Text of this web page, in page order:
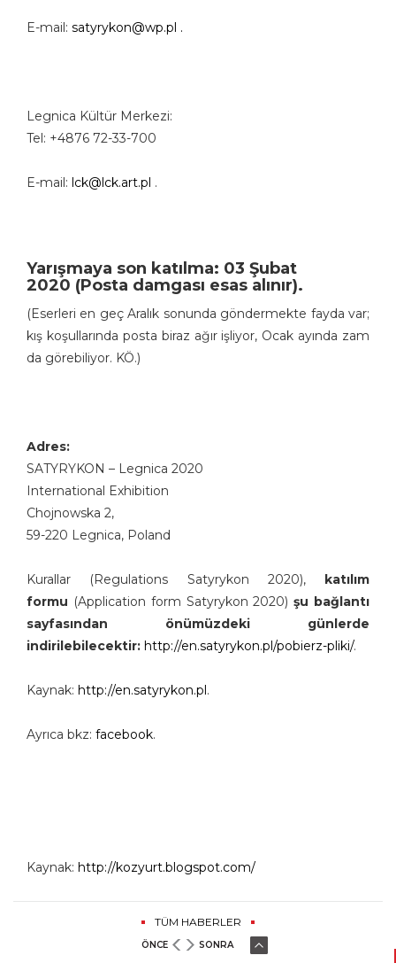
E-mail: satyrykon@wp.pl .
Legnica Kültür Merkezi:
Tel: +4876 72-33-700
E-mail: lck@lck.art.pl .
Yarışmaya son katılma: 03 Şubat
2020 (Posta damgası esas alınır).
(Eserleri en geç Aralık sonunda göndermekte fayda var;
kış koşullarında posta biraz ağır işliyor, Ocak ayında zam
da görebiliyor. KÖ.)
Adres:
SATYRYKON – Legnica 2020
International Exhibition
Chojnowska 2,
59-220 Legnica, Poland
Kurallar (Regulations Satyrykon 2020),
katılım
formu (Application form Satyrykon 2020)şu bağlantı
sayfasından önümüzdeki günlerde
indirilebilecektir: http://en.satyrykon.pl/pobierz-pliki/.
Kaynak: http://en.satyrykon.pl .
Ayrıca bkz: facebook.
Kaynak: http://kozyurt.blogspot.com/
TÜM HABERLER
ÖNCE SONRA